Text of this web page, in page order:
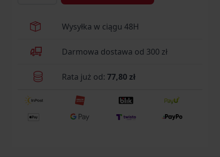
Wysyłka w ciągu 48H
Darmowa dostawa od 300 zł
Rata już od: 77,80 zł